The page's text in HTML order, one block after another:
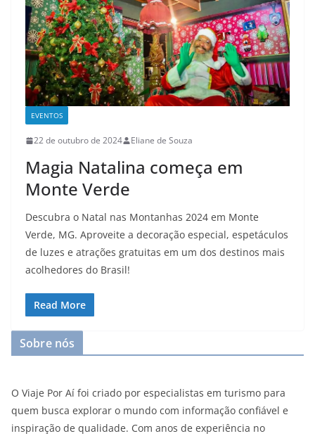
EVENTOS
22 de outubro de 2024 Eliane de Souza
Magia Natalina começa em
Monte Verde
Descubra o Natal nas Montanhas 2024 em Monte
Verde, MG. Aproveite a decoração especial, espetáculos
de luzes e atrações gratuitas em um dos destinos mais
acolhedores do Brasil!
Read More
Sobre nós
O Viaje Por Aí foi criado por especialistas em turismo para
quem busca explorar o mundo com informação confiável e
inspiração de qualidade. Com anos de experiência no